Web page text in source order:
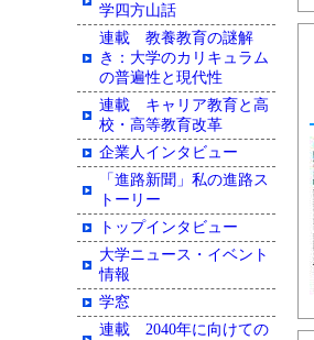
学四方山話
連載 教養教育の謎解
き：大学のカリキュラム
の普遍性と現代性
連載 キャリア教育と高
校・高等教育改革
企業人インタビュー
「進路新聞」私の進路ス
トーリー
トップインタビュー
大学ニュース・イベント
情報
学窓
連載 2040年に向けての